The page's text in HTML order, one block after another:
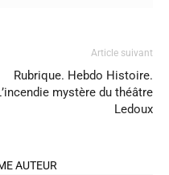
Article suivant
Rubrique. Hebdo Histoire.
mystère du théâtre
Ledoux
AUTEUR